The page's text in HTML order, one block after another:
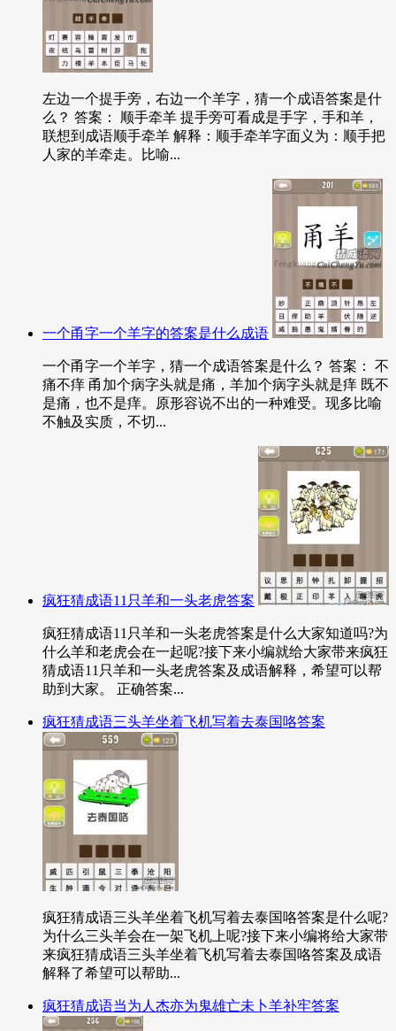
左边一个提手旁，右边一个羊字，猜一个成语答案是什
么？ 答案： 顺手牵羊 提手旁可看成是手字，手和羊，
联想到成语顺手牵羊 解释：顺手牵羊字面义为：顺手把
人家的羊牵走。比喻...
一个甬字一个羊字的答案是什么成语
一个甬字一个羊字，猜一个成语答案是什么？ 答案： 不
痛不痒 甬加个病字头就是痛，羊加个病字头就是痒 既不
是痛，也不是痒。原形容说不出的一种难受。现多比喻
不触及实质，不切...
疯狂猜成语11只羊和一头老虎答案
疯狂猜成语11只羊和一头老虎答案是什么大家知道吗?为
什么羊和老虎会在一起呢?接下来小编就给大家带来疯狂
猜成语11只羊和一头老虎答案及成语解释，希望可以帮
助到大家。 正确答案...
疯狂猜成语三头羊坐着飞机写着去泰国咯答案
疯狂猜成语三头羊坐着飞机写着去泰国咯答案是什么呢?
为什么三头羊会在一架飞机上呢?接下来小编将给大家带
来疯狂猜成语三头羊坐着飞机写着去泰国咯答案及成语
解释了希望可以帮助...
疯狂猜成语当为人杰亦为鬼雄亡未卜羊补牢答案